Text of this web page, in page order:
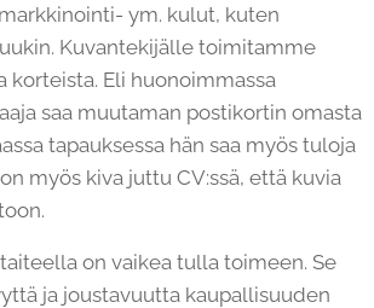
ym. kulut, kuten
Kuvantekijälle toimitamme
korteista. Eli huonoimmassa
saa muutaman postikortin omasta
tapauksessa hän saa myös tuloja
myös kiva juttu CV:ssä, että kuvia
on vaikea tulla toimeen. Se
ja joustavuutta kaupallisuuden